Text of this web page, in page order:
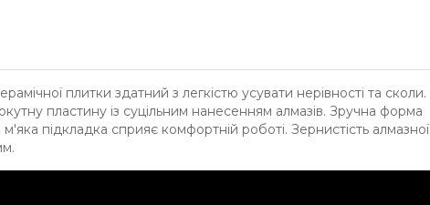
плитки здатний з легкістю усувати нерівності та сколи.
пластину із суцільним нанесенням алмазів. Зручна форма
підкладка сприяє комфортній роботі. Зернистість алмазної